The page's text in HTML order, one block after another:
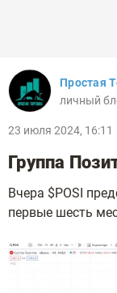
Простая
личный
23 июля 2024, 16:11
Группа
Вчера $POSI
первые шесть